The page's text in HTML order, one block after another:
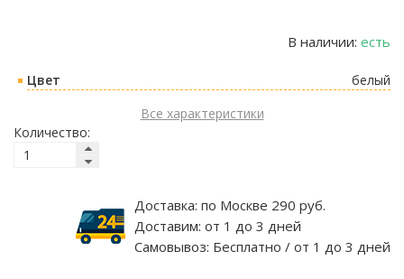
В наличии: есть
Цвет
белый
Все характеристики
Количество:
Доставка: по Москве 290 руб.
Доставим: от 1 до 3 дней
Самовывоз: Бесплатно / от 1 до 3 дней